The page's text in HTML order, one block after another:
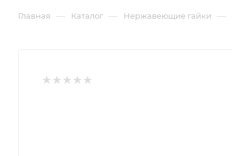
Главная — Каталог — Нержавеющие гайки —